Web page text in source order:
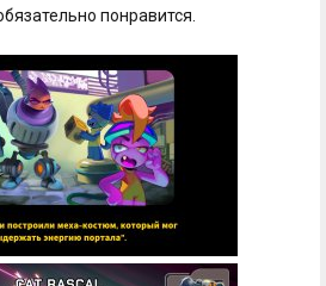
понравится.